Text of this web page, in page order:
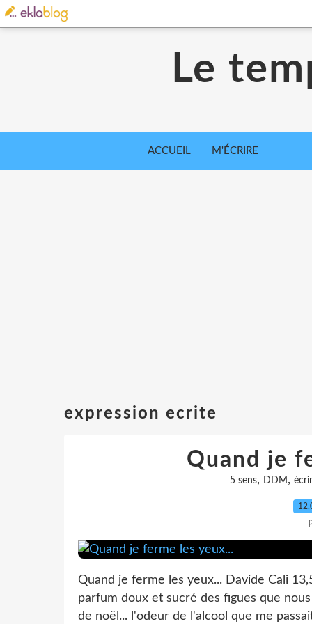
Le
ACCUEIL M'ÉCRIRE
expression ecrite
Quand je
5 sens, DDM ,
Quand je ferme les yeux... Davide Cali
parfum doux et sucré des figues que
de noël... l'odeur de l'alcool que me